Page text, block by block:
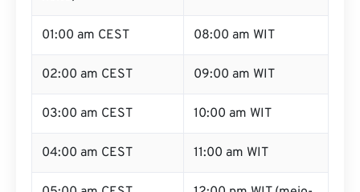
01:00 am CEST 08:00 am WIT
02:00 am CEST 09:00 am WIT
03:00 am CEST 10:00 am WIT
04:00 am CEST 11:00 am WIT